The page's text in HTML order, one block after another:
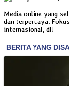
Media online yang
dan terpercaya.
internasional, dll